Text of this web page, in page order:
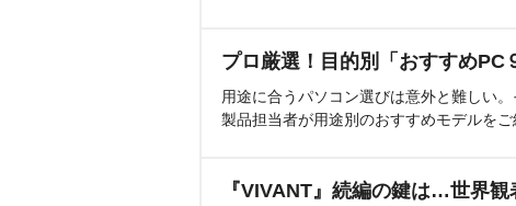
プロ厳選！目的別「おすすめPC
用途に合うパソコン選びは意外と難しい
製品担当者が用途別のおすすめモデルをご
『VIVANT』続編の鍵は…世界